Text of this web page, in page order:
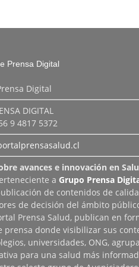
DIGITAL
9 4817 5372
avances e innovación en
a Grupo Prensa
de contenidos de
de decisión del ámbito
Prensa Salud, publican en
donde visibilizar sus
universidades, ONG,
para una salud más